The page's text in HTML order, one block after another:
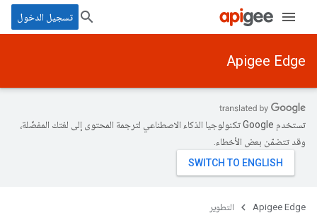
تسجيل الدخول
Apigee Edge
تستخدم Google تكنولوجيا الذكاء الاصطناعي لترجمة المحتوى إلى لغتك المفضّلة،
وقد تتضمّن بعض الأخطاء.
Apigee Edge التطوير